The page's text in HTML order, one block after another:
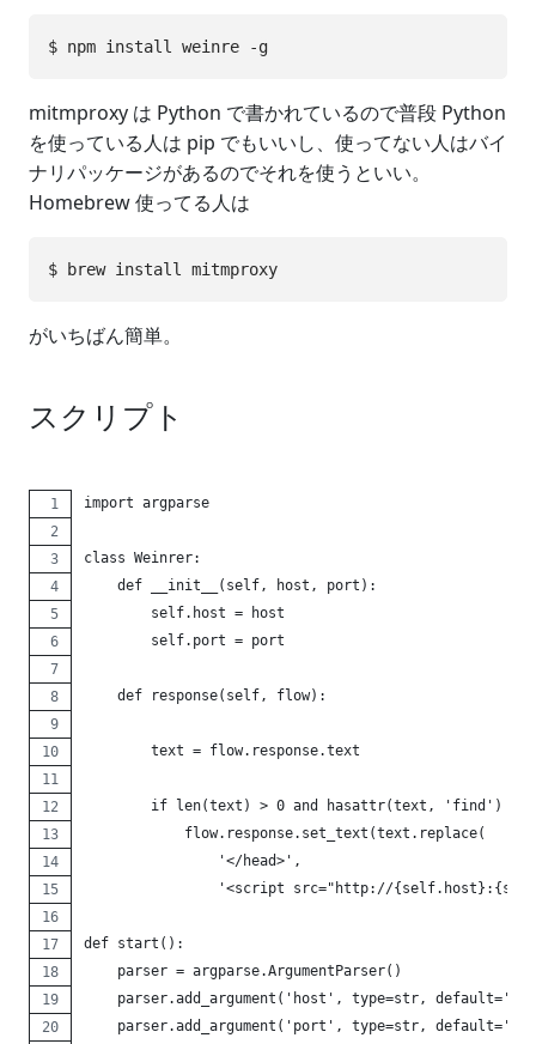
mitmproxy は Python で書かれているので普段 Python
を使っている人は pip でもいいし、使ってない人はバイ
ナリパッケージがあるのでそれを使うといい。
Homebrew 使ってる人は
がいちばん簡単。
スクリプト
import argparse
class Weinrer:
    def __init__(self, host, port):
        self.host = host
        self.port = port
    def response(self, flow):
        text = flow.response.text
if len(text) > 0 and hasattr(text, 'find')
            flow.response.set_text(text.replace(
                '</head>',
'<script src="http://
def start():
    parser = argparse.ArgumentParser()
parser.add_argument('host', type=str,
parser.add_argument('port', type=str,